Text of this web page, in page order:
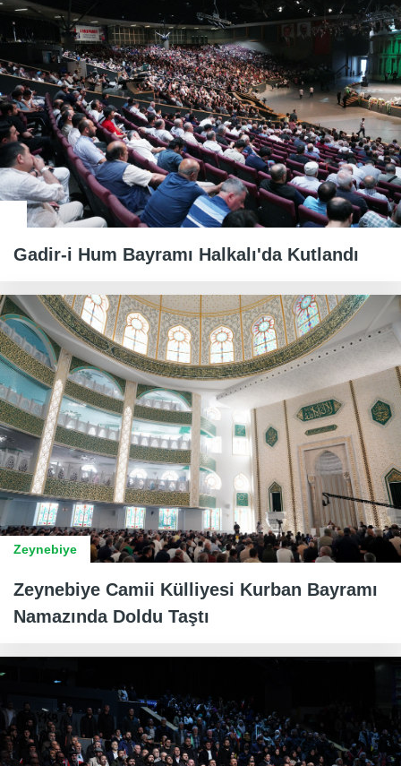
Gadir-i Hum Bayramı Halkalı'da Kutlandı
Zeynebiye
Zeynebiye Camii Külliyesi Kurban Bayramı
Namazında Doldu Taştı